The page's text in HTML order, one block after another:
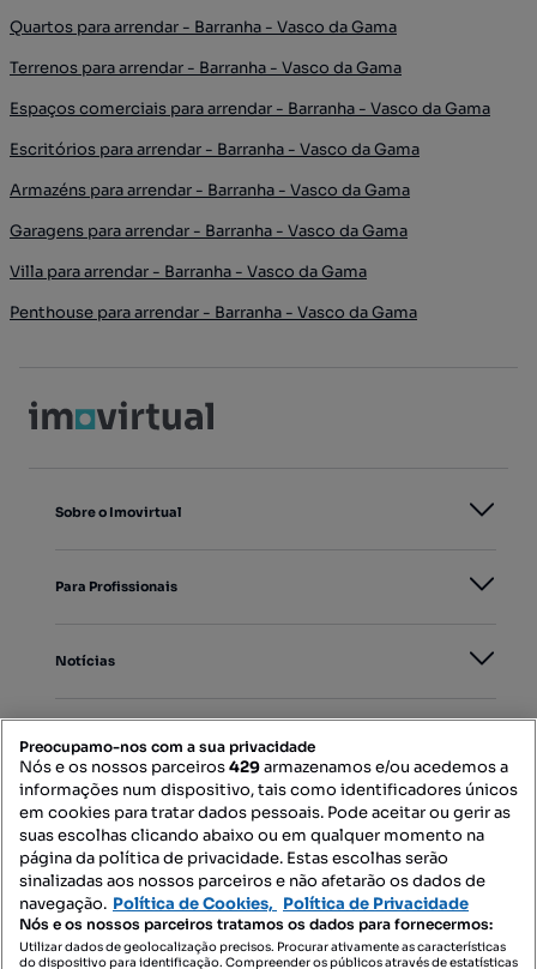
Quartos para arrendar - Barranha - Vasco da Gama
Terrenos para arrendar - Barranha - Vasco da Gama
Espaços comerciais para arrendar - Barranha - Vasco da Gama
Escritórios para arrendar - Barranha - Vasco da Gama
Armazéns para arrendar - Barranha - Vasco da Gama
Garagens para arrendar - Barranha - Vasco da Gama
Villa para arrendar - Barranha - Vasco da Gama
Penthouse para arrendar - Barranha - Vasco da Gama
Sobre o Imovirtual
Para Profissionais
Notícias
Mapa do Site
Contacte-nos
Preocupamo-nos com a sua privacidade
Nós e os nossos parceiros429armazenamos e/ou acedemos a
informações num dispositivo, tais como identificadores únicos
em cookies para tratar dados pessoais. Pode aceitar ou gerir as
suas escolhas clicando abaixo ou em qualquer momento na
página da política de privacidade. Estas escolhas serão
sinalizadas aos nossos parceiros e não afetarão os dados de
navegação. Política de Cookies, Política de Privacidade
Nós e os nossos parceiros tratamos os dados para fornecermos:
Utilizar dados de geolocalização precisos. Procurar ativamente as características
do dispositivo para identificação. Compreender os públicos através de estatísticas